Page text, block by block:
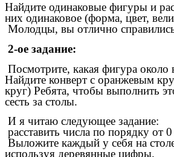
Найдите одинаковые фигуры и
них одинаковое (форма, цвет,
Молодцы, вы отлично
2-ое задание:
Посмотрите, какая фигура около
Найдите конверт с оранжевым
круг) Ребята, чтобы выполнить
сесть за столы.
И я читаю следующее задание:
расставить числа по порядку от
Выложите каждый у себя на
используя деревянные цифры.